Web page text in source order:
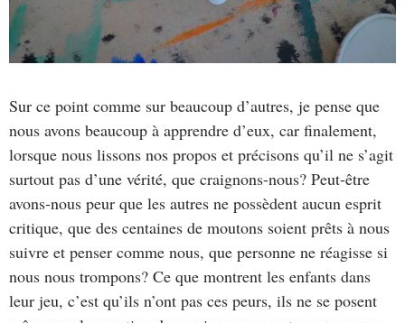
Sur ce point comme sur beaucoup d’autres, je pense que
nous avons beaucoup à apprendre d’eux, car finalement,
lorsque nous lissons nos propos et précisons qu’il ne s’agit
surtout pas d’une vérité, que craignons-nous? Peut-être
avons-nous peur que les autres ne possèdent aucun esprit
critique, que des centaines de moutons soient prêts à nous
suivre et penser comme nous, que personne ne réagisse si
nous nous trompons? Ce que montrent les enfants dans
leur jeu, c’est qu’ils n’ont pas ces peurs, ils ne se posent